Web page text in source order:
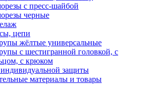
с пресс-шайбой
черные
цепи
жёлтые универсальные
с шестигранной головкой, с
с крюком
защиты
материалы и товары